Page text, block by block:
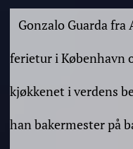
Gonzalo Guarda fra
ferietur i København
kjøkkenet i verdens
han bakermester på